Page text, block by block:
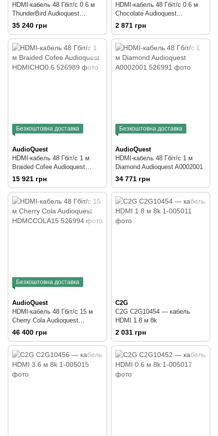
HDMI-кабель 48 Гбіт/с 0.6 м
ThunderBird Audioquest
HDM48TBIRD060
35 240 грн
HDMI-кабель 48 Гбіт/с 0.6 м
Chocolate Audioquest
HDMICHO0.6
2 871 грн
Безкоштовна доставка
AudioQuest
HDMI-кабель 48 Гбіт/с 1 м
Braided Cofee Audioquest
HDMICHO0.6
15 921 грн
Безкоштовна доставка
AudioQuest
HDMI-кабель 48 Гбіт/с 1 м
Diamond Audioquest A0002001
34 771 грн
Безкоштовна доставка
AudioQuest
HDMI-кабель 48 Гбіт/с 15 м
Cherry Cola Audioquest
HDMCCOLA15
46 400 грн
C2G
C2G C2G10454 — кабель
HDMI 1.8 м 8k
2 031 грн